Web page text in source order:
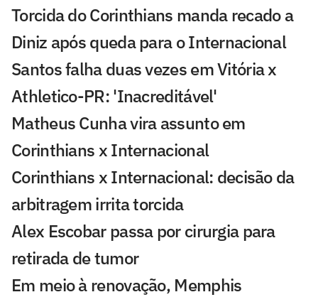
Torcida do Corinthians manda recado a
Diniz após queda para o Internacional
Santos falha duas vezes em Vitória x
Athletico-PR: 'Inacreditável'
Matheus Cunha vira assunto em
Corinthians x Internacional
Corinthians x Internacional: decisão da
arbitragem irrita torcida
Alex Escobar passa por cirurgia para
retirada de tumor
Em meio à renovação, Memphis